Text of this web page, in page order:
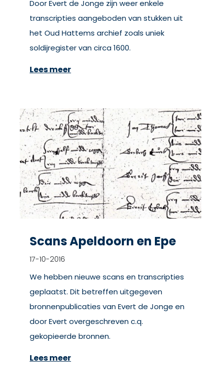
Door Evert de Jonge zijn weer enkele
transcripties aangeboden van stukken uit
het Oud Hattems archief zoals uniek
soldijregister van circa 1600.
Lees meer
Scans Apeldoorn en Epe
17-10-2016
We hebben nieuwe scans en transcripties
geplaatst. Dit betreffen uitgegeven
bronnenpublicaties van Evert de Jonge en
door Evert overgeschreven c.q.
gekopieerde bronnen.
Lees meer